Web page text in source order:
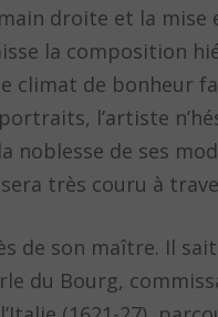
droite et la mise
la composition
climat de bonheur
l’artiste
noblesse de ses
très couru à
de son maître. Il
du Bourg,